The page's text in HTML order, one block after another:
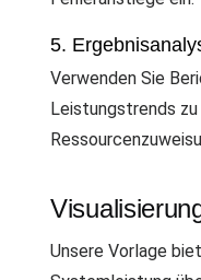
5.
Verwenden Sie
Leistungstrends
Unsere Vorlage